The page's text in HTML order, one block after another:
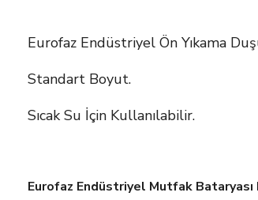
Eurofaz Endüstriyel Ön Yıkama
Standart Boyut.
Sıcak Su İçin Kullanılabilir.
Eurofaz Endüstriyel Mutfak Bataryası